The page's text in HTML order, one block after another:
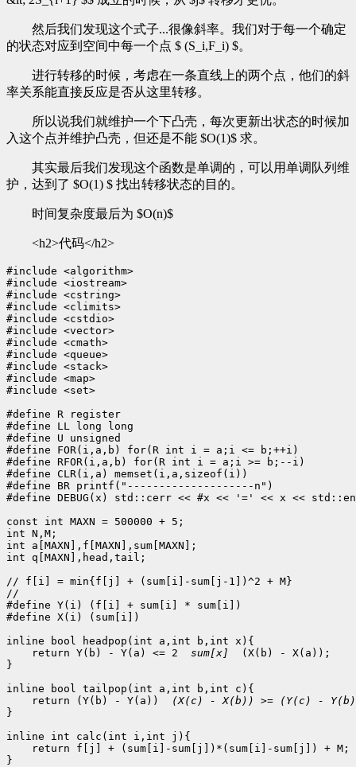
然后我们发现这个式子...很像斜率。我们对于每一个确定
的状态对应到空间中每一个点 $ (S_i,F_i) $。
进行转移的时候，考虑在一条直线上的两个点，他们的斜
率关系能直接反应是否从这里转移。
所以说我们就维护一个下凸壳，每次更新出状态的时候加
入这个点并维护凸壳，但还是不能 $O(1)​$ 求。
其实最后我们发现这个函数是单调的，可以用单调队列维
护，达到了 $O(1) $ 找出转移状态的目的。
时间复杂度最后为 $O(n)$
<h2>代码</h2>
#include <algorithm>
#include <iostream>
#include <cstring>
#include <climits>
#include <cstdio>
#include <vector>
#include <cmath>
#include <queue>
#include <stack>
#include <map>
#include <set>
#define R register
#define LL long long
#define U unsigned
#define FOR(i,a,b) for(R int i = a;i <= b;++i)
#define RFOR(i,a,b) for(R int i = a;i >= b;--i)
#define CLR(i,a) memset(i,a,sizeof(i))
#define BR printf("--------------------n")
#define DEBUG(x) std::cerr << #x << '=' << x <<
const int MAXN = 500000 + 5;
int N,M;
int a[MAXN],f[MAXN],sum[MAXN];
int q[MAXN],head,tail;
// f[i] = min{f[j] + (sum[i]-sum[j-1])^2 + M}
//
#define Y(i) (f[i] + sum[i] * sum[i])
#define X(i) (sum[i])
inline bool headpop(int a,int b,int x){
    return Y(b) - Y(a) <= 2
sum[x]
(X(b) - X(a));
}
inline bool tailpop(int a,int b,int c){
    return (Y(b) - Y(a))
(X(c) - X(b)) >= (Y(c) -
}
inline int calc(int i,int j){
    return f[j] + (sum[i]-sum[j])*(sum[i]-sum[j]) + M;
}